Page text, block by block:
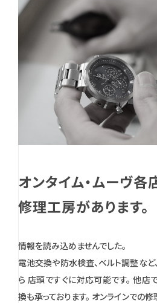
オンタイム・ムーヴ各
修理工房があります。
情報を読み込めませんでした。
電池交換や防水検査、ベルト調整など
ら 店頭ですぐに対応可能です。 他店
換も承っております。 オンラインでの